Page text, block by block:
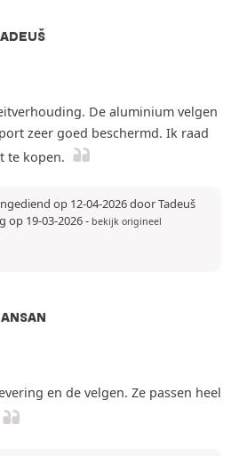
De aluminium velgen
zeer goed beschermd. Ik raad
te kopen.
op 12-04-2026 door Tadeuš
op 19-03-2026- bekijk origineel
en de velgen. Ze passen heel